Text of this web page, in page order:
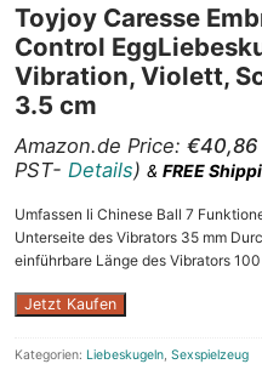
Toyjoy Caresse
Control
Vibration, Violett,
3.5 cm
Amazon.de Price: €40,86
PST- Details) & FREE
Umfassen Ii Chinese Ball 7
Unterseite des Vibrators 35 mm
einführbare Länge des Vibrators
Jetzt Kaufen
Kategorien: Liebeskugeln, Sexspielzeug